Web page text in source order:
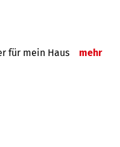
für mein Haus mehr